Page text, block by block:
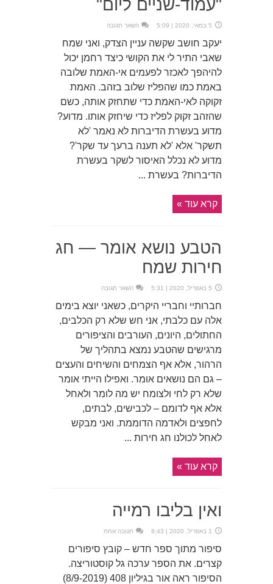
"עמוד-שניים ליום"
5 במאי, 2020 | 5:09 השאר תגובה
יעקב חושב שקשה עניין הצדק, ואני שמח
שאבי התיר לי את הקושי כיצד רחמן יכול
להיהפך לאכזר לפעמים אי-האמת שלובה
באמת כמו שהפליז שלוב בזהב. האמת
זקוקה לאי-האמת כדי שתחזק אותה, כשם
שהזהב זקוק לפליז כדי שיחזק אותו. מדוע?
מדוע בעשרת הדיברות לא נאמר 'לא
תשקר' אלא 'לא תענה ברעך עד שקר'?
מדוע לא נכלל האיסור לשקר בעשרת
הדיברות? בעשרת ...
קרא עוד »
הטבע נושא אומר — חג
חירות שמח
5 באפריל, 2020 | 5:31 השאר תגובה
חברותיי וחבריי היקרים, כשאני יוצא בימים
אלה עם כלבתי, אני חש שלא רק הכלבים,
החתולים, היונים, העורבים והציפורים
מרגישים שהטבע נמצא בתהליך של
הרהור, אלא אף הצמחים והשיחים והעצים
– גם הם נושאים אומר. ואפילו הייתי אומר
שלא רק לחי ולצומח יש מה לומר ולאחל
אלא אף לדומם – לכבישים, לבתים,
לחפצים ולאדמה הדוממת. ואני מבקש
לאחל לכולנו חג חירות ...
קרא עוד »
ואין בליבו רמייה
1 באפריל, 2020 | 8:43 תגובה אחת
סיפור מתוך ספר חדש – קובץ סיפורים
קצרים. את הספר ערכה גל קוסטוריצה.
הסיפור ראה אור בגיליון 408 (8/9-2019)